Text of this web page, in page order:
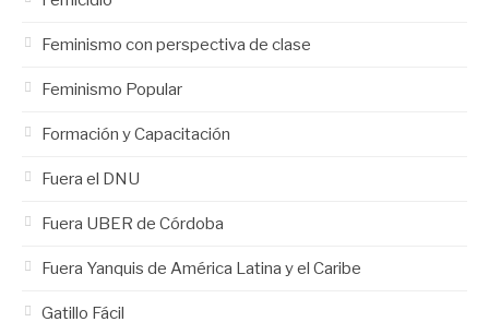
Feminismo con perspectiva de clase
Feminismo Popular
Formación y Capacitación
Fuera el DNU
Fuera UBER de Córdoba
Fuera Yanquis de América Latina y el Caribe
Gatillo Fácil